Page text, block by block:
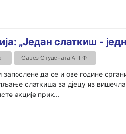
„Један слаткиш -
Савез Студената АГГФ
да се и ове године
слаткиша за дјецу из
акције прик...